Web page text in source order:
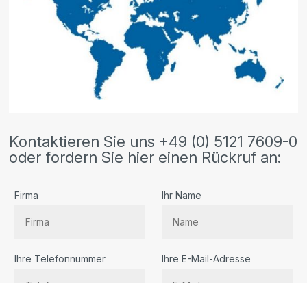
Kontaktieren Sie uns +49 (0) 5121 7609-0
oder fordern Sie hier einen Rückruf an:
Firma Ihr Name
Ihre Telefonnummer Ihre E-Mail-Adresse